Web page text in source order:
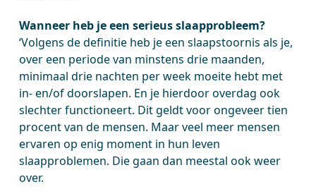
Wanneer heb je een serieus slaapprobleem?
‘Volgens de definitie heb je een slaapstoornis als je,
over een periode van minstens drie maanden,
minimaal drie nachten per week moeite hebt met
in- en/of doorslapen. En je hierdoor overdag ook
slechter functioneert. Dit geldt voor ongeveer tien
procent van de mensen. Maar veel meer mensen
ervaren op enig moment in hun leven
slaapproblemen. Die gaan dan meestal ook weer
over.